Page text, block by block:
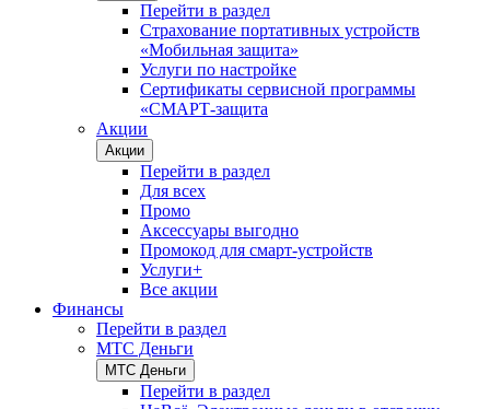
Перейти в раздел
Страхование портативных устройств
«Мобильная защита»
Услуги по настройке
Сертификаты сервисной программы
«СМАРТ-защита
Акции
Акции
Перейти в раздел
Для всех
Промо
Аксессуары выгодно
Промокод для смарт-устройств
Услуги+
Все акции
Финансы
Перейти в раздел
МТС Деньги
МТС Деньги
Перейти в раздел